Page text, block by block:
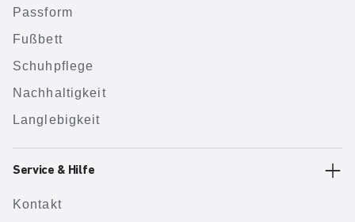
Passform
Fußbett
Schuhpflege
Nachhaltigkeit
Langlebigkeit
Service & Hilfe
Kontakt